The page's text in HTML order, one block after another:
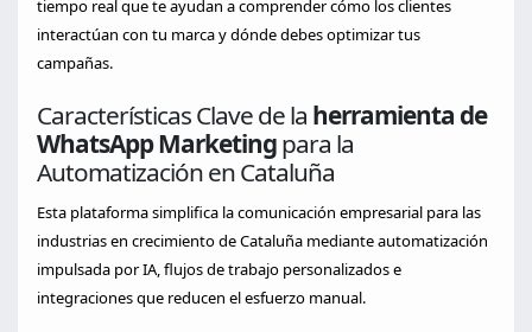
tiempo real que te ayudan a comprender cómo los clientes
interactúan con tu marca y dónde debes optimizar tus
campañas.
Características Clave de la herramienta de
WhatsApp Marketingpara la
Automatización en Cataluña
Esta plataforma simplifica la comunicación empresarial para las
industrias en crecimiento de Cataluña mediante automatización
impulsada por IA, flujos de trabajo personalizados e
integraciones que reducen el esfuerzo manual.